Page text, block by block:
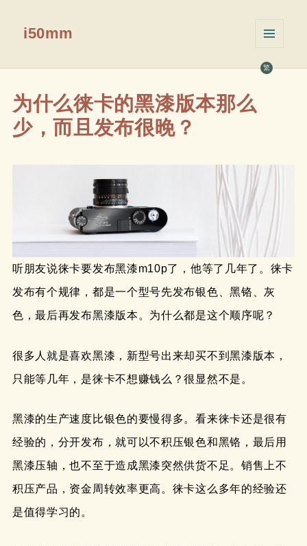
繁
i50mm
挂件
为什么徕卡的黑漆版本那么
少，而且发布很晚？
听朋友说徕卡要发布黑漆m10p了，他等了几年了。徕卡
发布有个规律，都是一个型号先发布银色、黑铬、灰
色，最后再发布黑漆版本。为什么都是这个顺序呢？
很多人就是喜欢黑漆，新型号出来却买不到黑漆版本，
只能等几年，是徕卡不想赚钱么？很显然不是。
黑漆的生产速度比银色的要慢得多。看来徕卡还是很有
经验的，分开发布，就可以不积压银色和黑铬，最后用
黑漆压轴，也不至于造成黑漆突然供货不足。销售上不
积压产品，资金周转效率更高。徕卡这么多年的经验还
是值得学习的。